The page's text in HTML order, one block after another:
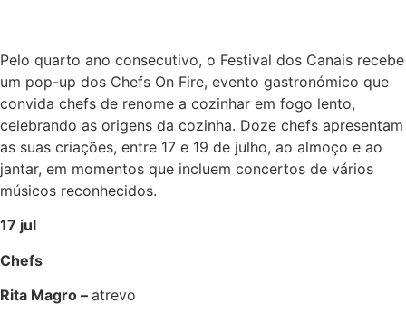
Pelo quarto ano consecutivo, o Festival dos Canais recebe
um pop-up dos Chefs On Fire, evento gastronómico que
convida chefs de renome a cozinhar em fogo lento,
celebrando as origens da cozinha. Doze chefs apresentam
as suas criações, entre 17 e 19 de julho, ao almoço e ao
jantar, em momentos que incluem concertos de vários
músicos reconhecidos.
17 jul
Chefs
Rita Magro – atrevo